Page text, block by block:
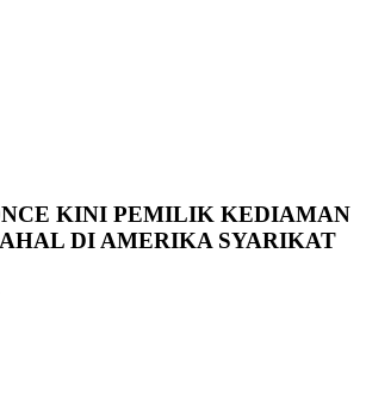
KINI PEMILIK KEDIAMAN
DI AMERIKA SYARIKAT